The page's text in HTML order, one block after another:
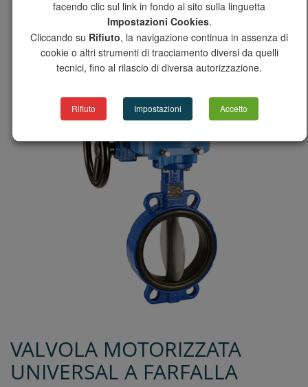
VALVOLA MOTORIZZATA
UNIVERSAL A FARFALLA
facendo clic sul link in fondo al sito sulla linguetta
Impostazioni Cookies.
Cliccando su Rifiuto, la navigazione continua in assenza di
cookie o altri strumenti di tracciamento diversi da quelli
tecnici, fino al rilascio di diversa autorizzazione.
Rifiuto Impostazioni Accetto